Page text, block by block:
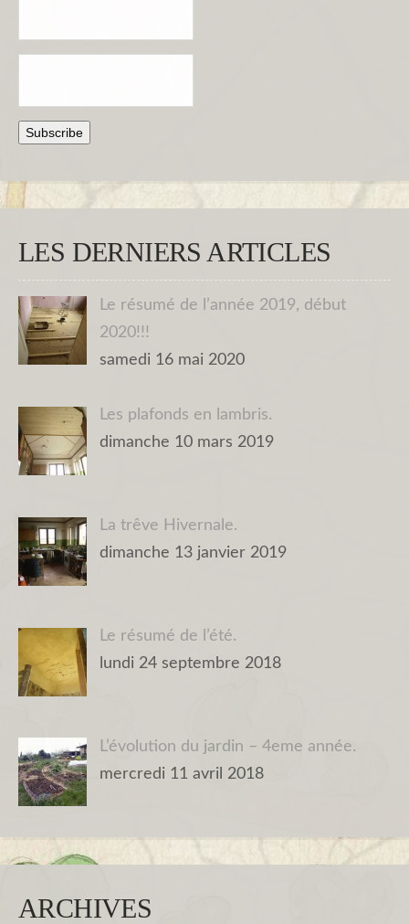
LES DERNIERS ARTICLES
Le résumé de l’année 2019, début
2020!!!
samedi 16 mai 2020
Les plafonds en lambris.
dimanche 10 mars 2019
La trêve Hivernale.
dimanche 13 janvier 2019
Le résumé de l’été.
lundi 24 septembre 2018
L’évolution du jardin – 4eme année.
mercredi 11 avril 2018
ARCHIVES